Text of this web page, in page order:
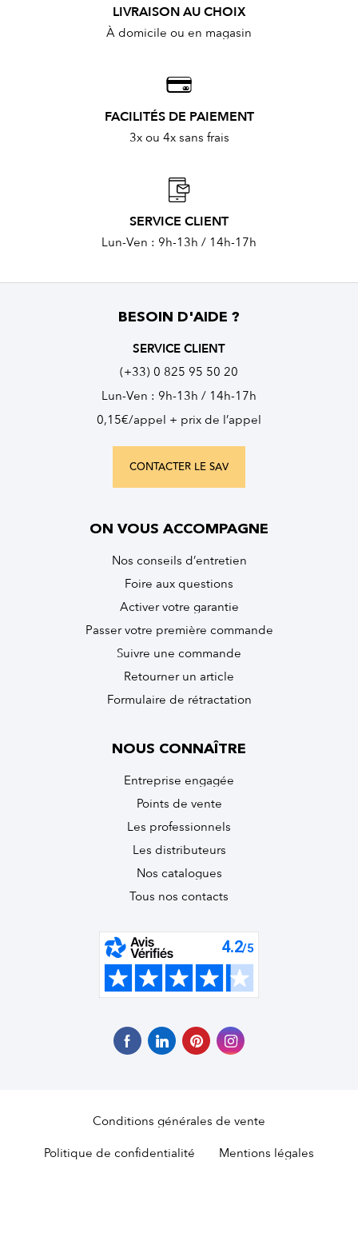
LIVRAISON AU CHOIX
À domicile ou en magasin
FACILITÉS DE PAIEMENT
3x ou 4x sans frais
SERVICE CLIENT
Lun-Ven : 9h-13h / 14h-17h
BESOIN D'AIDE ?
SERVICE CLIENT
(+33) 0 825 95 50 20
Lun-Ven : 9h-13h / 14h-17h
0,15€/appel + prix de l’appel
CONTACTER LE SAV
ON VOUS ACCOMPAGNE
Nos conseils d’entretien
Foire aux questions
Activer votre garantie
Passer votre première commande
Suivre une commande
Retourner un article
Formulaire de rétractation
NOUS CONNAÎTRE
Entreprise engagée
Points de vente
Les professionnels
Les distributeurs
Nos catalogues
Tous nos contacts
Conditions générales de vente
Politique de confidentialité Mentions légales